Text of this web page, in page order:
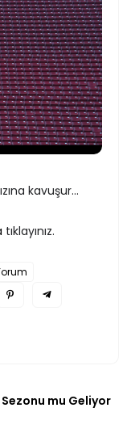
kavuşur...
tıklayınız.
mu Geliyor